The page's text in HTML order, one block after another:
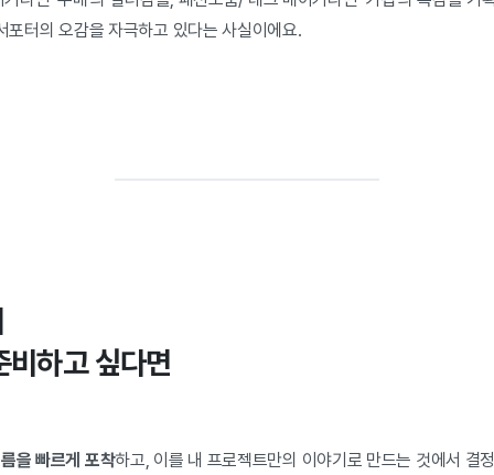
포터의 오감을 자극하고 있다는 사실이에요.
비하고 싶다면
을 빠르게 포착하고, 이를 내 프로젝트만의 이야기로 만드는 것에서 결